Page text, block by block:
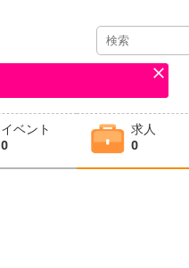
イベント
0
求人
0